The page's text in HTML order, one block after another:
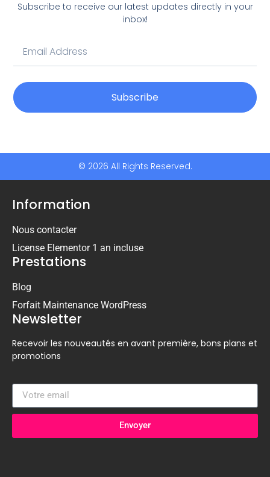
Subscribe to receive our latest updates directly in your
inbox!
Subscribe
© 2026 All Rights Reserved.
Information
Nous contacter
License Elementor 1 an incluse
Prestations
Blog
Forfait Maintenance WordPress
Newsletter
Recevoir les nouveautés en avant première, bons plans et
promotions
Envoyer